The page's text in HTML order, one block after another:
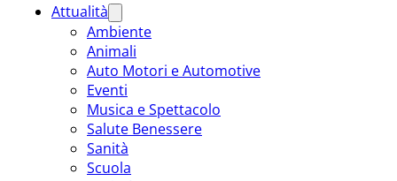
Attualità
Ambiente
Animali
Auto Motori e Automotive
Eventi
Musica e Spettacolo
Salute Benessere
Sanità
Scuola